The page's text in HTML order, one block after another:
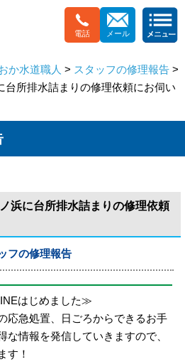
電話 メール
か水道職人 > スタッフの修理報告 >
台所排水詰まりの修理依頼にお伺い
浜に台所排水詰まりの修理依頼
フの修理報告
はじめました≫
応急処置、日ごろからできるお手
な情報を発信していきますので、
す！